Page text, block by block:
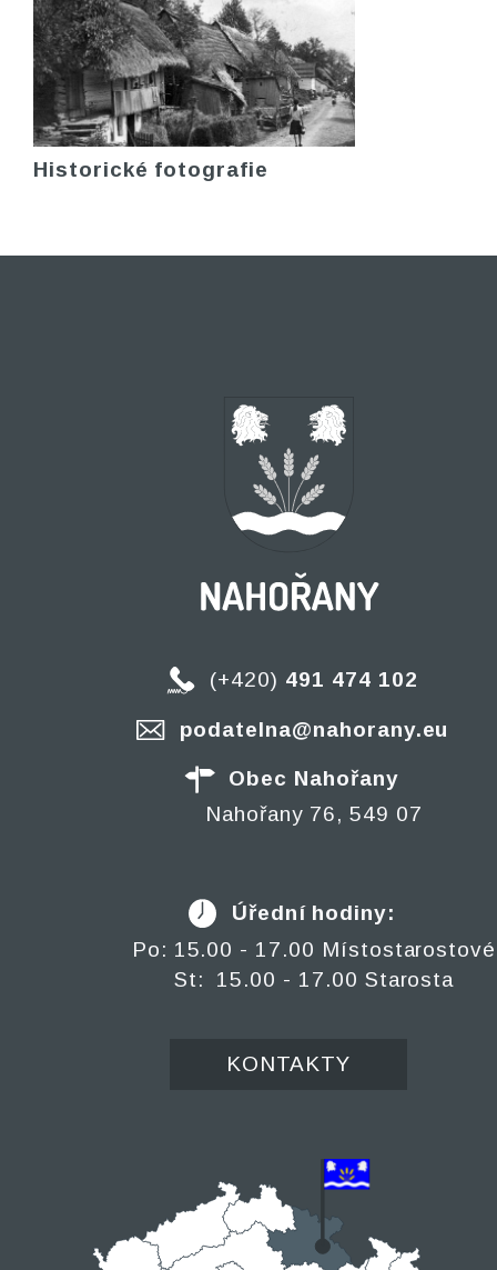
Historické fotografie
(+420) 491 474 102
podatelna@nahorany.eu
Obec Nahořany
Nahořany 76, 549 07
Úřední hodiny:
Po: 15.00 - 17.00 Místostarostové
St: 15.00 - 17.00 Starosta
KONTAKTY